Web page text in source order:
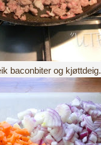
baconbiter og kjøttdeig.